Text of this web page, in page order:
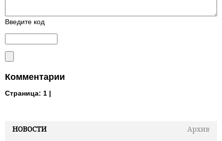
НОВОСТИ
Архив
Введите код
Комментарии
Страница: 1 |